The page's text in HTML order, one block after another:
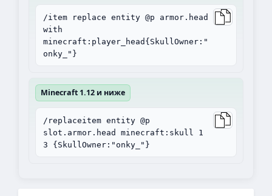
/item replace entity @p armor.head
with
minecraft:player_head{SkullOwner:"
onky_"}
Minecraft 1.12 и ниже
/replaceitem entity @p
slot.armor.head minecraft:skull 1
3 {SkullOwner:"onky_"}